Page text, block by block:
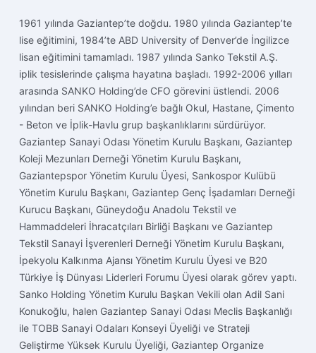
1961 yılında Gaziantep’te doğdu. 1980 yılında Gaziantep’te
lise eğitimini, 1984’te ABD University of Denver’de İngilizce
lisan eğitimini tamamladı. 1987 yılında Sanko Tekstil A.Ş.
iplik tesislerinde çalışma hayatına başladı. 1992-2006 yılları
arasında SANKO Holding’de CFO görevini üstlendi. 2006
yılından beri SANKO Holding’e bağlı Okul, Hastane, Çimento
- Beton ve İplik-Havlu grup başkanlıklarını sürdürüyor.
Gaziantep Sanayi Odası Yönetim Kurulu Başkanı, Gaziantep
Koleji Mezunları Derneği Yönetim Kurulu Başkanı,
Gaziantepspor Yönetim Kurulu Üyesi, Sankospor Kulübü
Yönetim Kurulu Başkanı, Gaziantep Genç İşadamları Derneği
Kurucu Başkanı, Güneydoğu Anadolu Tekstil ve
Hammaddeleri İhracatçıları Birliği Başkanı ve Gaziantep
Tekstil Sanayi İşverenleri Derneği Yönetim Kurulu Başkanı,
İpekyolu Kalkınma Ajansı Yönetim Kurulu Üyesi ve B20
Türkiye İş Dünyası Liderleri Forumu Üyesi olarak görev yaptı.
Sanko Holding Yönetim Kurulu Başkan Vekili olan Adil Sani
Konukoğlu, halen Gaziantep Sanayi Odası Meclis Başkanlığı
ile TOBB Sanayi Odaları Konseyi Üyeliği ve Strateji
Geliştirme Yüksek Kurulu Üyeliği, Gaziantep Organize